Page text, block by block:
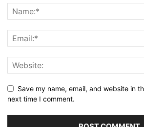
Save my name, email, and website in
next time I comment.